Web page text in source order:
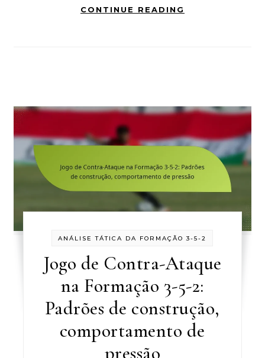
CONTINUE READING
ANÁLISE TÁTICA DA FORMAÇÃO 3-5-2
Jogo de Contra-Ataque
na Formação 3-5-2:
Padrões de construção,
comportamento de
pressão